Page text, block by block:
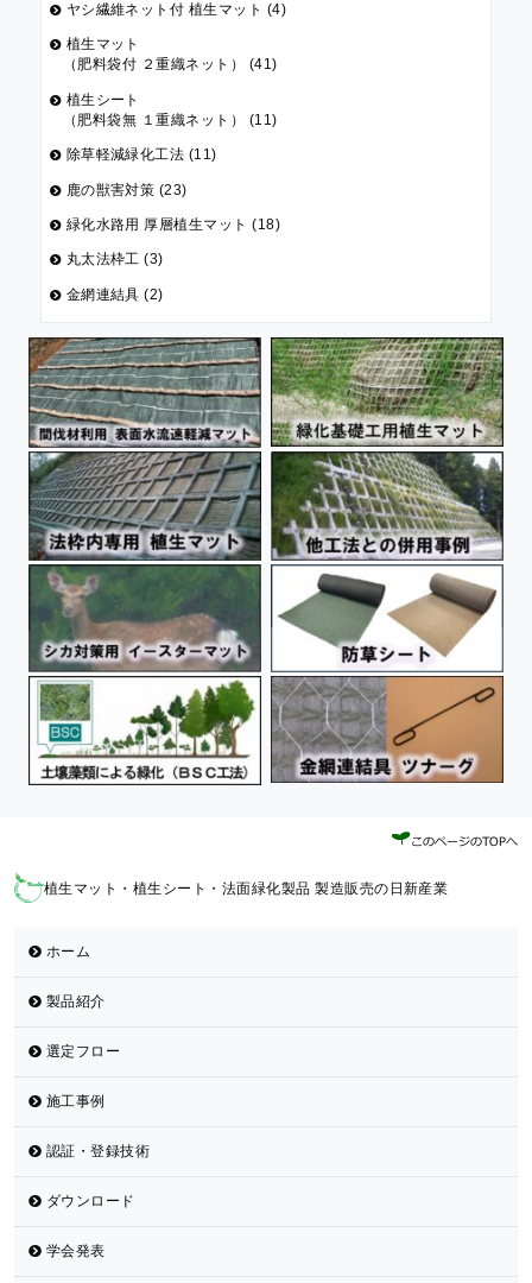
ヤシ繊維ネット付 植生マット (4)
植生マット
（肥料袋付 ２重織ネット） (41)
植生シート
（肥料袋無 １重織ネット） (11)
除草軽減緑化工法 (11)
鹿の獣害対策 (23)
緑化水路用 厚層植生マット (18)
丸太法枠工 (3)
金網連結具 (2)
植生マット・植生シート・法面緑化製品 製造販売の日新産業
ホーム
製品紹介
選定フロー
施工事例
認証・登録技術
ダウンロード
学会発表